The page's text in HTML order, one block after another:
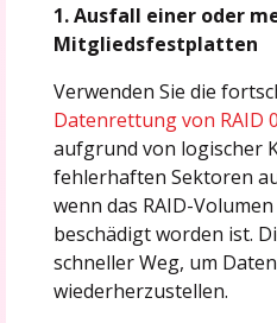
1. Ausfall einer oder
Mitgliedsfestplatten
Verwenden Sie die
Datenrettung von RAID 0
aufgrund von logischer
fehlerhaften Sektoren
wenn das RAID-
beschädigt worden ist.
schneller Weg, um
wiederherzustellen.